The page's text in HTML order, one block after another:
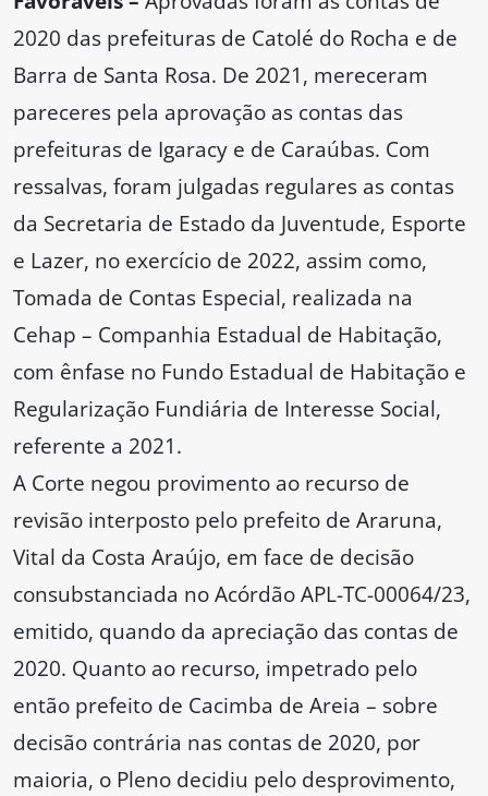
2020 das prefeituras de Catolé do Rocha e de
Barra de Santa Rosa. De 2021, mereceram
pareceres pela aprovação as contas das
prefeituras de Igaracy e de Caraúbas. Com
ressalvas, foram julgadas regulares as contas
da Secretaria de Estado da Juventude, Esporte
e Lazer, no exercício de 2022, assim como,
Tomada de Contas Especial, realizada na
Cehap – Companhia Estadual de Habitação,
com ênfase no Fundo Estadual de Habitação e
Regularização Fundiária de Interesse Social,
referente a 2021.
A Corte negou provimento ao recurso de
revisão interposto pelo prefeito de Araruna,
Vital da Costa Araújo, em face de decisão
consubstanciada no Acórdão APL-TC-00064/23,
emitido, quando da apreciação das contas de
2020. Quanto ao recurso, impetrado pelo
então prefeito de Cacimba de Areia – sobre
decisão contrária nas contas de 2020, por
maioria, o Pleno decidiu pelo desprovimento,